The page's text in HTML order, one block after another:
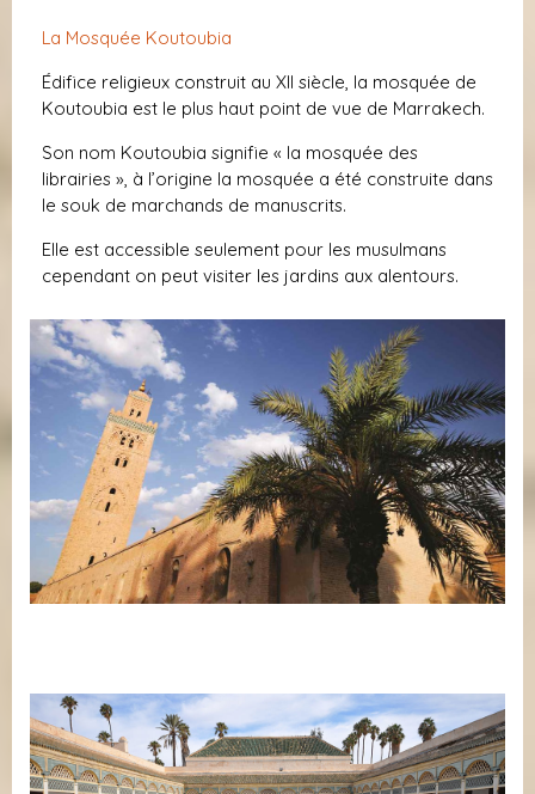
La Mosquée Koutoubia
Édifice religieux construit au XII siècle, la mosquée de
Koutoubia est le plus haut point de vue de Marrakech.
Son nom Koutoubia signifie « la mosquée des
librairies », à l’origine la mosquée a été construite dans
le souk de marchands de manuscrits.
Elle est accessible seulement pour les musulmans
cependant on peut visiter les jardins aux alentours.